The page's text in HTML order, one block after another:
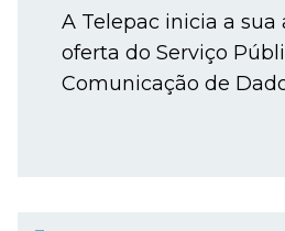
A Telepac inicia a sua
oferta do Serviço
Comunicação de